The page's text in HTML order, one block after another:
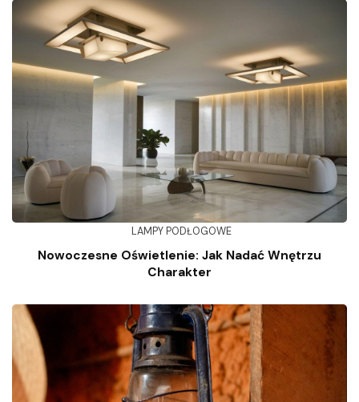
LAMPY PODŁOGOWE
Nowoczesne Oświetlenie: Jak Nadać Wnętrzu
Charakter